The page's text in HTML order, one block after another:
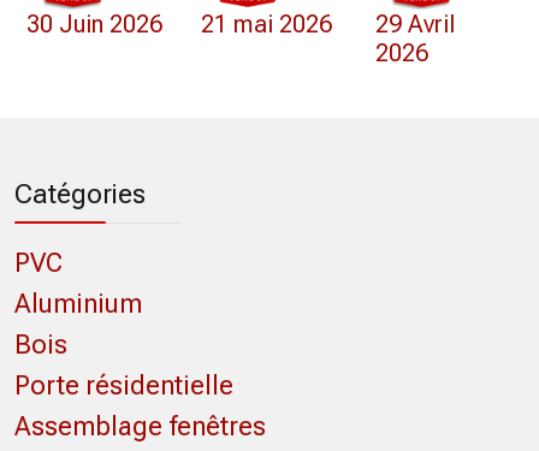
30 Juin 2026 21 mai 2026
29 Avril
2026
Catégories
PVC
Aluminium
Bois
Porte résidentielle
Assemblage fenêtres